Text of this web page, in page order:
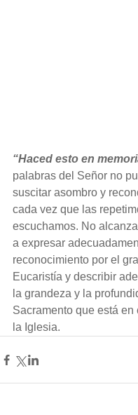
“Haced esto en
palabras del Señor no
suscitar asombro y
cada vez que las
escuchamos. No
a expresar
reconocimiento por el
Eucaristía y describir
la grandeza y la
Sacramento que está en
la Iglesia.